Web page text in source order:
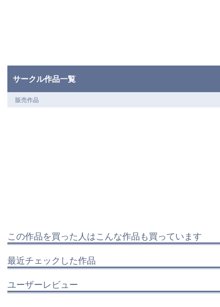
サークル作品一覧
販売作品
この作品を買った人はこんな作品も買っています
最近チェックした作品
ユーザーレビュー